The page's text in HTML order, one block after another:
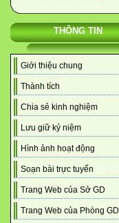
THÔNG TIN
Giới thiệu chung
Thành tích
Chia sẻ kinh nghiệm
Lưu giữ kỷ niệm
Hình ảnh hoạt động
Soạn bài trực tuyến
Trang Web của Sở GD
Trang Web của Phòng GD